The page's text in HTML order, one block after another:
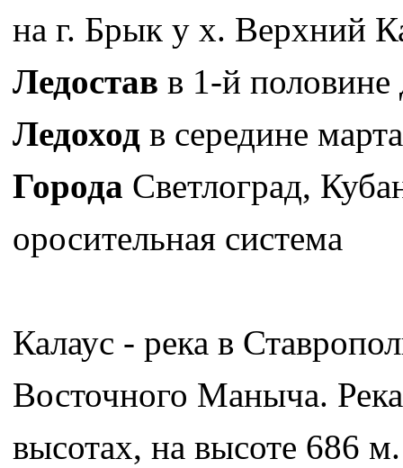
на г. Брык у х. Верхний
Ледостав в 1-й половине
Ледоход в середине марта
Города Светлоград,
оросительная система
Калаус - река в
Восточного Маныча.
высотах, на высоте 686